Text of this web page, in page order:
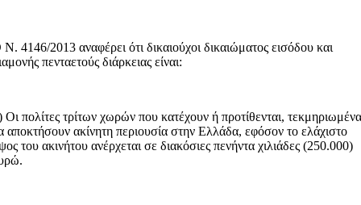
4146/2013 αναφέρει ότι δικαιούχοι δικαιώματος εισόδου και
πενταετούς διάρκειας είναι:
Οι πολίτες τρίτων χωρών που κατέχουν ή προτίθενται,
αποκτήσουν ακίνητη περιουσία στην Ελλάδα, εφόσον το ελάχιστο
του ακινήτου ανέρχεται σε διακόσιες πενήντα χιλιάδες (250.000)